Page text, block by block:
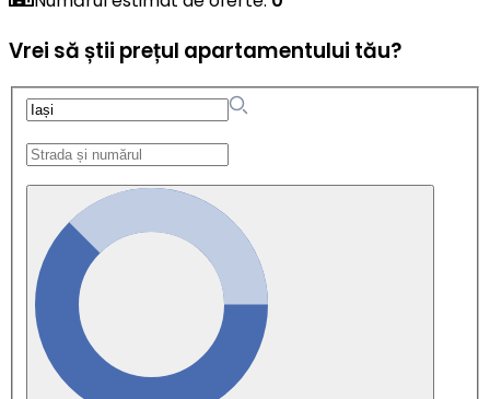
Vrei să știi prețul apartamentului tău?